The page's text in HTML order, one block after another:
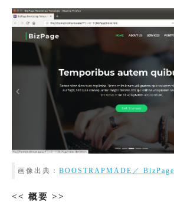
画像出典： BOOSTRAPMADE／ BizPage
<< 概要 >>